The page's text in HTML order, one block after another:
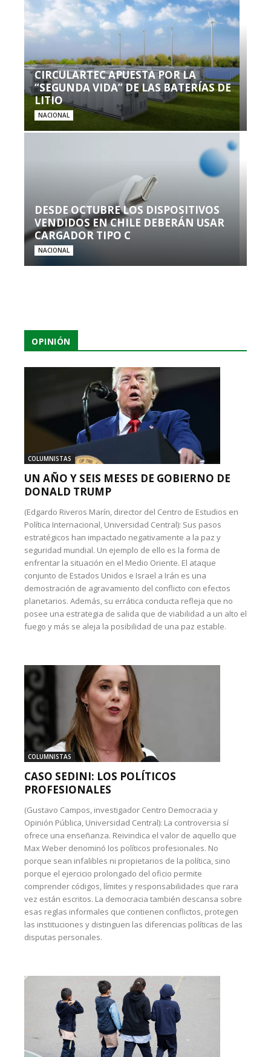
CIRCULARTEC APUESTA POR LA
“SEGUNDA VIDA” DE LAS BATERÍAS DE
LITIO
NACIONAL
DESDE OCTUBRE LOS DISPOSITIVOS
VENDIDOS EN CHILE DEBERÁN USAR
CARGADOR TIPO C
NACIONAL
OPINIÓN
COLUMNISTAS
UN AÑO Y SEIS MESES DE GOBIERNO DE
DONALD TRUMP
(Edgardo Riveros Marín, director del Centro de Estudios en
Política Internacional, Universidad Central): Sus pasos
estratégicos han impactado negativamente a la paz y
seguridad mundial. Un ejemplo de ello es la forma de
enfrentar la situación en el Medio Oriente. El ataque
conjunto de Estados Unidos e Israel a Irán es una
demostración de agravamiento del conflicto con efectos
planetarios. Además, su errática conducta refleja que no
posee una estrategia de salida que de viabilidad a un alto el
fuego y más se aleja la posibilidad de una paz estable.
COLUMNISTAS
CASO SEDINI: LOS POLÍTICOS
PROFESIONALES
(Gustavo Campos, investigador Centro Democracia y
Opinión Pública, Universidad Central): La controversia sí
ofrece una enseñanza. Reivindica el valor de aquello que
Max Weber denominó los políticos profesionales. No
porque sean infalibles ni propietarios de la política, sino
porque el ejercicio prolongado del oficio permite
comprender códigos, límites y responsabilidades que rara
vez están escritos. La democracia también descansa sobre
esas reglas informales que contienen conflictos, protegen
las instituciones y distinguen las diferencias políticas de las
disputas personales.